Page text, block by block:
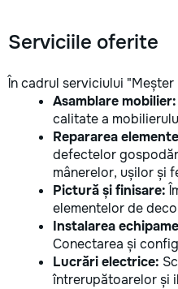
Serviciile oferite
În cadrul serviciului
Asamblare mobilier:
calitate a
Repararea
defectelor
mânerelor, ușilor și
Pictură și finisare:
elementelor de
Instalarea
Conectarea și
Lucrări electrice:
întrerupătoarelor și